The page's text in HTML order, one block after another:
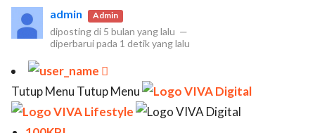
admin Admin
diposting di 5 bulan yang lalu —
diperbarui pada 1 detik yang lalu

Tutup Menu Tutup Menu